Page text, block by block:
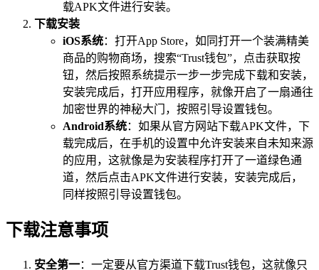
载APK文件进行安装。
下载安装
iOS系统：打开App Store，如同打开一个装满精美
商品的购物商场，搜索“Trust钱包”，点击获取按
钮，然后按照系统提示一步一步完成下载和安装，
安装完成后，打开应用程序，就像开启了一扇通往
加密世界的神秘大门，按照引导设置钱包。
Android系统：如果从官方网站下载APK文件，下
载完成后，在手机的设置中允许安装来自未知来源
的应用，这就像是为安装程序打开了一道绿色通
道，然后点击APK文件进行安装，安装完成后，
同样按照引导设置钱包。
下载注意事项
安全第一：一定要从官方渠道下载Trust钱包，这就像只